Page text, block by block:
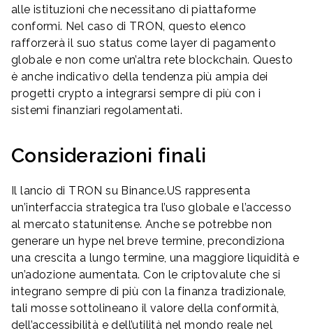
alle istituzioni che necessitano di piattaforme
conformi. Nel caso di TRON, questo elenco
rafforzerà il suo status come layer di pagamento
globale e non come un’altra rete blockchain. Questo
è anche indicativo della tendenza più ampia dei
progetti crypto a integrarsi sempre di più con i
sistemi finanziari regolamentati.
Considerazioni finali
Il lancio di TRON su Binance.US rappresenta
un’interfaccia strategica tra l’uso globale e l’accesso
al mercato statunitense. Anche se potrebbe non
generare un hype nel breve termine, precondiziona
una crescita a lungo termine, una maggiore liquidità e
un’adozione aumentata. Con le criptovalute che si
integrano sempre di più con la finanza tradizionale,
tali mosse sottolineano il valore della conformità,
dell’accessibilità e dell’utilità nel mondo reale nel